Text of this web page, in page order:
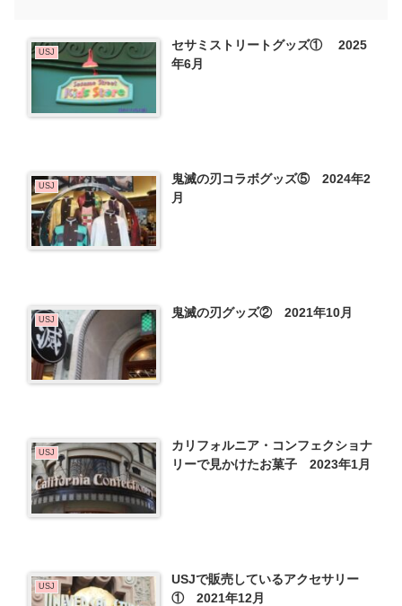
USJ
セサミストリートグッズ① 2025
年6月
USJ
鬼滅の刃コラボグッズ⑤ 2024年2
月
USJ 鬼滅の刃グッズ② 2021年10月
USJ
カリフォルニア・コンフェクショナ
リーで見かけたお菓子 2023年1月
USJ
USJで販売しているアクセサリー
① 2021年12月